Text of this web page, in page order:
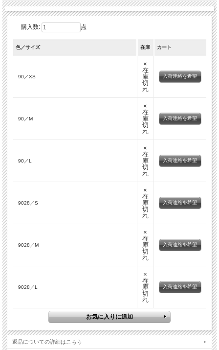
購入数: 点
色／サイズ 在庫 カート
90／XS
×
在
庫
切
れ
入荷連絡を希望
90／M
×
在
庫
切
れ
入荷連絡を希望
90／L
×
在
庫
切
れ
入荷連絡を希望
9028／S
×
在
庫
切
れ
入荷連絡を希望
9028／M
×
在
庫
切
れ
入荷連絡を希望
9028／L
×
在
庫
切
れ
入荷連絡を希望
返品についての詳細はこちら